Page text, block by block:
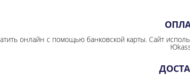
онлайн с помощью банковской карты. Сайт